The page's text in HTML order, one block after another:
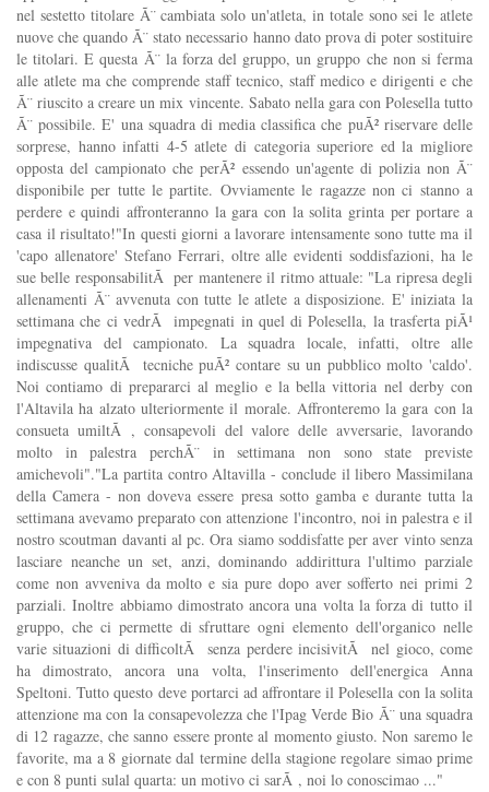
nel sestetto titolare Ã¨ cambiata solo un'atleta, in totale sono sei le atlete
nuove che quando Ã¨ stato necessario hanno dato prova di poter sostituire
le titolari. E questa Ã¨ la forza del gruppo, un gruppo che non si ferma
alle atlete ma che comprende staff tecnico, staff medico e dirigenti e che
Ã¨ riuscito a creare un mix vincente. Sabato nella gara con Polesella tutto
Ã¨ possibile. E' una squadra di media classifica che puÃ² riservare delle
sorprese, hanno infatti 4-5 atlete di categoria superiore ed la migliore
opposta del campionato che perÃ² essendo un'agente di polizia non Ã¨
disponibile per tutte le partite. Ovviamente le ragazze non ci stanno a
perdere e quindi affronteranno la gara con la solita grinta per portare a
casa il risultato!"In questi giorni a lavorare intensamente sono tutte ma il
'capo allenatore' Stefano Ferrari, oltre alle evidenti soddisfazioni, ha le
sue belle responsabilitÃ per mantenere il ritmo attuale: "La ripresa degli
allenamenti Ã¨ avvenuta con tutte le atlete a disposizione. E' iniziata la
settimana che ci vedrÃ impegnati in quel di Polesella, la trasferta piÃ¹
impegnativa del campionato. La squadra locale, infatti, oltre alle
indiscusse qualitÃ tecniche puÃ² contare su un pubblico molto 'caldo'.
Noi contiamo di prepararci al meglio e la bella vittoria nel derby con
l'Altavila ha alzato ulteriormente il morale. Affronteremo la gara con la
consueta umiltÃ , consapevoli del valore delle avversarie, lavorando
molto in palestra perchÃ¨ in settimana non sono state previste
amichevoli"."La partita contro Altavilla - conclude il libero Massimilana
della Camera - non doveva essere presa sotto gamba e durante tutta la
settimana avevamo preparato con attenzione l'incontro, noi in palestra e il
nostro scoutman davanti al pc. Ora siamo soddisfatte per aver vinto senza
lasciare neanche un set, anzi, dominando addirittura l'ultimo parziale
come non avveniva da molto e sia pure dopo aver sofferto nei primi 2
parziali. Inoltre abbiamo dimostrato ancora una volta la forza di tutto il
gruppo, che ci permette di sfruttare ogni elemento dell'organico nelle
varie situazioni di difficoltÃ senza perdere incisivitÃ nel gioco, come
ha dimostrato, ancora una volta, l'inserimento dell'energica Anna
Speltoni. Tutto questo deve portarci ad affrontare il Polesella con la solita
attenzione ma con la consapevolezza che l'Ipag Verde Bio Ã¨ una squadra
di 12 ragazze, che sanno essere pronte al momento giusto. Non saremo le
favorite, ma a 8 giornate dal termine della stagione regolare simao prime
e con 8 punti sulal quarta: un motivo ci sarÃ , noi lo conoscimao ..."